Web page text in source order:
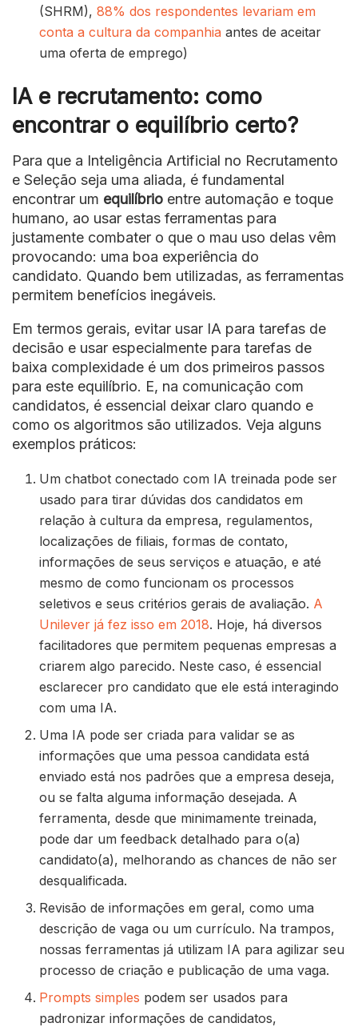
(SHRM),88% dos respondentes levariam em
conta a cultura da companhia antes de aceitar
uma oferta de emprego)
IA e recrutamento: como
encontrar o equilíbrio certo?
Para que a Inteligência Artificial no Recrutamento
e Seleção seja uma aliada, é fundamental
encontrar um equilíbrio entre automação e toque
humano, ao usar estas ferramentas para
justamente combater o que o mau uso delas vêm
provocando: uma boa experiência do
candidato. Quando bem utilizadas, as ferramentas
permitem benefícios inegáveis.
Em termos gerais, evitar usar IA para tarefas de
decisão e usar especialmente para tarefas de
baixa complexidade é um dos primeiros passos
para este equilíbrio. E, na comunicação com
candidatos, é essencial deixar claro quando e
como os algoritmos são utilizados. Veja alguns
exemplos práticos:
Um chatbot conectado com IA treinada pode ser
usado para tirar dúvidas dos candidatos em
relação à cultura da empresa, regulamentos,
localizações de filiais, formas de contato,
informações de seus serviços e atuação, e até
mesmo de como funcionam os processos
seletivos e seus critérios gerais de avaliação. A
Unilever já fez isso em 2018. Hoje, há diversos
facilitadores que permitem pequenas empresas a
criarem algo parecido. Neste caso, é essencial
esclarecer pro candidato que ele está interagindo
com uma IA.
Uma IA pode ser criada para validar se as
informações que uma pessoa candidata está
enviado está nos padrões que a empresa deseja,
ou se falta alguma informação desejada. A
ferramenta, desde que minimamente treinada,
pode dar um feedback detalhado para o(a)
candidato(a), melhorando as chances de não ser
desqualificada.
Revisão de informações em geral, como uma
descrição de vaga ou um currículo. Na trampos,
nossas ferramentas já utilizam IA para agilizar seu
processo de criação e publicação de uma vaga.
Prompts simples podem ser usados para
padronizar informações de candidatos,